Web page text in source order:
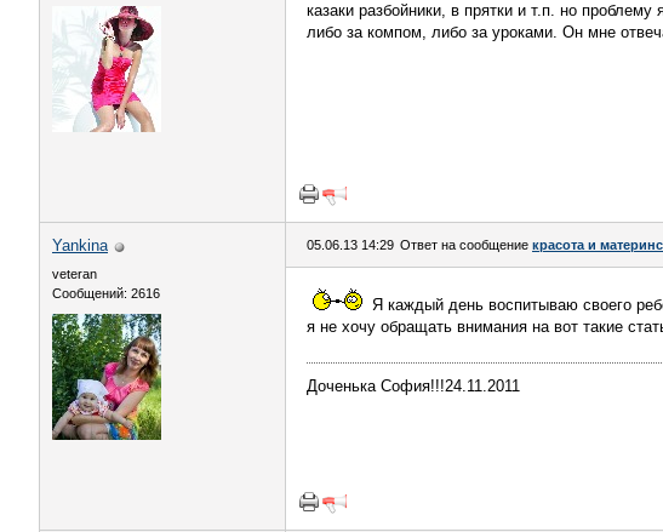
казаки разбойники, в прятки и т.п. но
либо за компом, либо за уроками. Он мне
Yankina
veteran
Сообщений: 2616
05.06.13 14:29 Ответ на сообщение красота и
Я каждый день воспитываю своего
я не хочу обращать внимания на вот такие
Доченька София!!!24.11.2011